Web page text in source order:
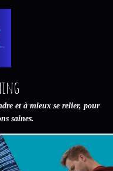
et à mieux se relier, pour
saines.